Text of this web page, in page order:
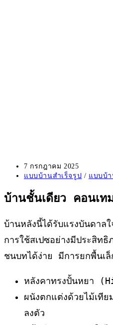
Post
published:
7 กรกฎาคม 2025
Post
แบบบ้านสำเร็จรูป / แบบบ้
บ้านชั้นเดียว คอนเท
บ้านหลังนี้ได้รับแรงบันดา
การใช้สเปซอย่างมีประสิท
ชนบทได้ง่าย มีการยกพื้นเ
หลังคาทรงปั้นหยา
ผนังตกแต่งด้วยไม้เ
ลงตัว